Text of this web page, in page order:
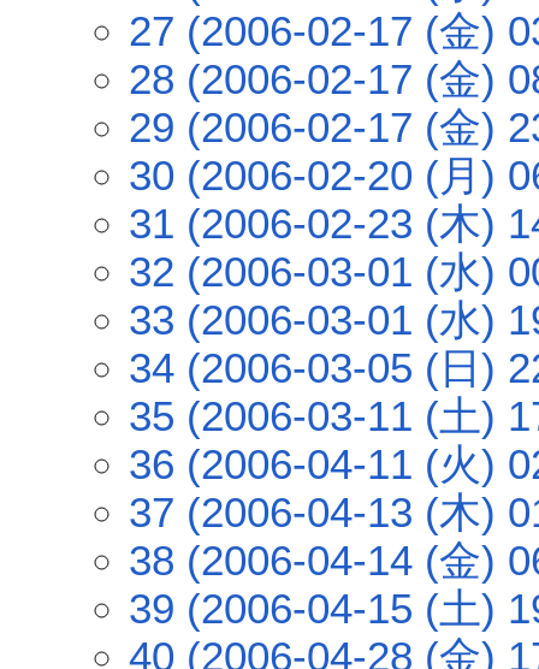
27 (2006-02-17 (金)
28 (2006-02-17 (金)
29 (2006-02-17 (金)
30 (2006-02-20 (月)
31 (2006-02-23 (木)
32 (2006-03-01 (水)
33 (2006-03-01 (水)
34 (2006-03-05 (日)
35 (2006-03-11 (土)
36 (2006-04-11 (火)
37 (2006-04-13 (木)
38 (2006-04-14 (金)
39 (2006-04-15 (土)
40 (2006-04-28 (金)